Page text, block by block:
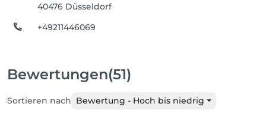
40476 Düsseldorf
+49211446069
Bewertungen(51)
Sortieren nach Bewertung - Hoch bis niedrig